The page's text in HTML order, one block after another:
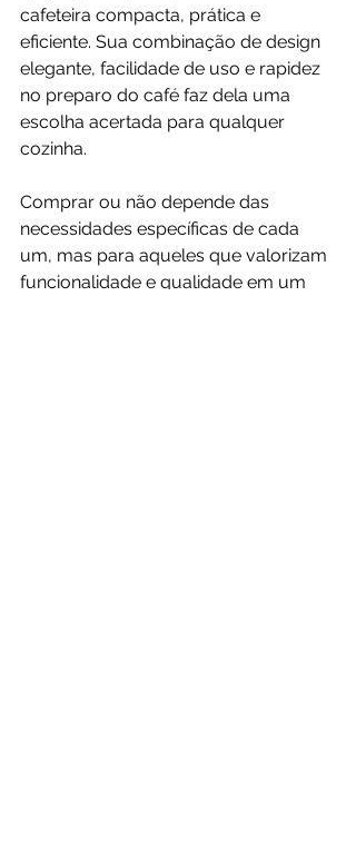
cafeteira compacta, prática e
eficiente. Sua combinação de design
elegante, facilidade de uso e rapidez
no preparo do café faz dela uma
escolha acertada para qualquer
cozinha.
Comprar ou não depende das
necessidades específicas de cada
um, mas para aqueles que valorizam
funcionalidade e qualidade em um